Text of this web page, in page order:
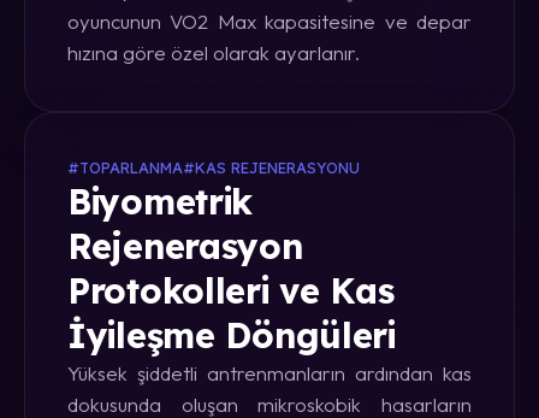
oyuncunun VO2 Max kapasitesine ve depar
hızına göre özel olarak ayarlanır.
#TOPARLANMA#KAS REJENERASYONU
Biyometrik
Rejenerasyon
Protokolleri ve Kas
İyileşme Döngüleri
Yüksek şiddetli antrenmanların ardından kas
dokusunda oluşan mikroskobik hasarların